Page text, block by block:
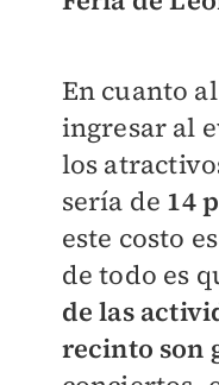
En cuanto
ingresar al
los
sería de 14
este costo
de todo es
de las
recinto son